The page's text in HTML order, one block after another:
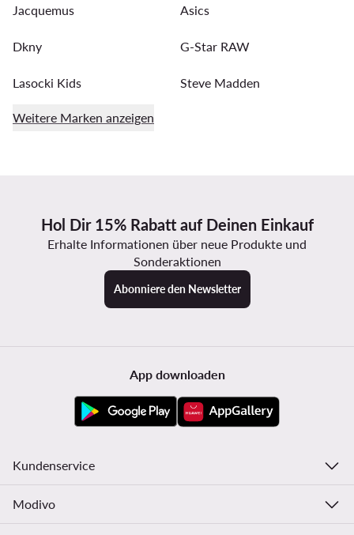
Jacquemus Asics
Dkny G-Star RAW
Lasocki Kids Steve Madden
Weitere Marken anzeigen
Hol Dir 15% Rabatt auf Deinen Einkauf
Erhalte Informationen über neue Produkte und
Sonderaktionen
Abonniere den Newsletter
App downloaden
Kundenservice
Modivo